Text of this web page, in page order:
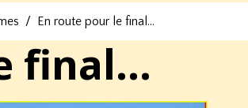
En route pour le final...
final...